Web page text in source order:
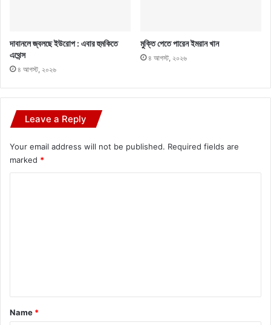
দাবানলে জ্বলছে ইউরোপ : এবার হুমকিতে
এথেন্স
৪ আগস্ট, ২০২৬
মুক্তি পেতে পারেন ইমরান খান
৪ আগস্ট, ২০২৬
Leave a Reply
Your email address will not be published. Required fields are
marked *
*
Name *